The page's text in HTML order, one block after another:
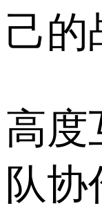
己的
高度
队